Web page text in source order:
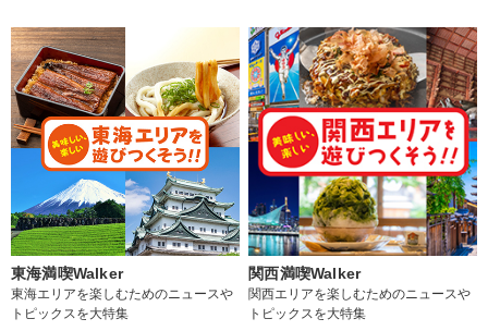
東海満喫Walker
東海エリアを楽しむためのニュースや
トピックスを大特集
関西満喫Walker
関西エリアを楽しむためのニュースや
トピックスを大特集